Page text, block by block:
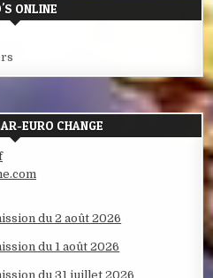
ONLINE
EURO CHANGE
du 2 août 2026
du 1 août 2026
du 31 juillet 2026